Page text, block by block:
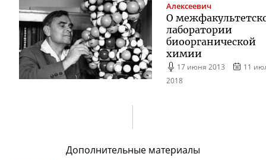
Алексеевич
О
лаборатории
биоорганической
химии
17 июня 2013
11
2018
Дополнительные материалы